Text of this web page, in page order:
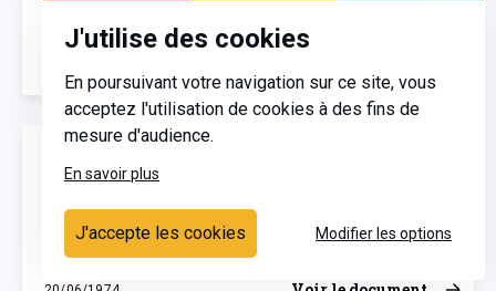
J'utilise des cookies
En poursuivant votre navigation sur ce site, vous
acceptez l'utilisation de cookies à des fins de
mesure d'audience.
En savoir plus
J'accepte les cookies Modifier les options
jeudi 20 juin 1974
annexe